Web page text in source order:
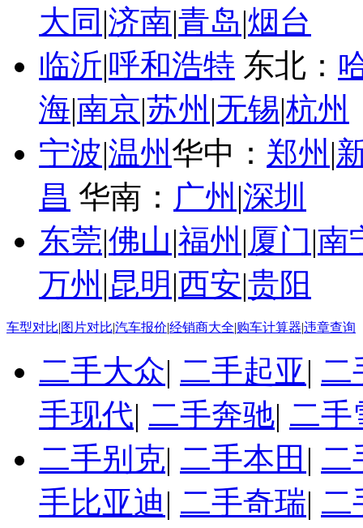
大同 |济南|青岛|烟台
临沂|呼和浩特 东北：
海|南京|苏州 |无锡|杭州
宁波|温州华中： 郑州 |
昌 华南： 广州 |深圳
东莞|佛山|福州 |厦门|南
万州 |昆明 |西安|贵阳
车型对比|图片对比|汽车报价|经销商大全|购车计算器|违章查询
二手大众| 二手起亚| 二
手现代| 二手奔驰| 二手
二手别克| 二手本田 | 二
手比亚迪| 二手奇瑞| 二